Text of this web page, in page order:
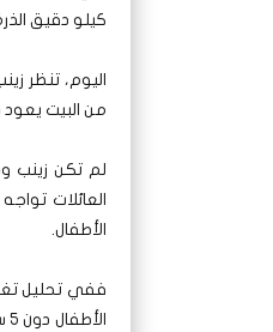
كيلو دقيق الذرة من 1,600 جنيه إلى 30,000 جنيه سوداني. ولم يكن هناك دواء
اليوم، تنظر
من البيت يعود
لم تكن زينب
العائلات تواجه
الأطفال.